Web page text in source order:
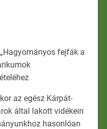
fejfák a
az egész Kárpát-
által lakott vidékein
hasonlóan